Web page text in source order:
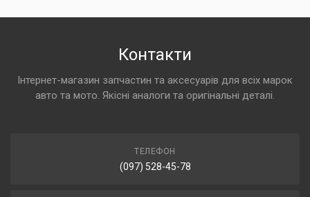
Контакти
Інтернет-магазин запчастин та аксесуарів для всіх марок
авто та мото. Якісні аналоги та оригінальні деталі.
ТЕЛЕФОН
(097) 528-45-78